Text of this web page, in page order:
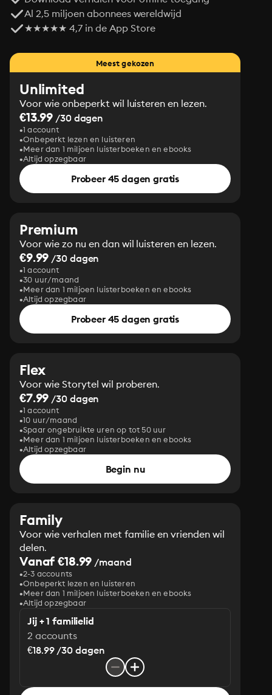
Al 2,5 miljoen abonnees wereldwijd
★★★★★ 4,7 in de App Store
Meest gekozen
Unlimited
Voor wie onbeperkt wil luisteren en lezen.
€13.99 /30 dagen
1 account
Onbeperkt lezen en luisteren
Meer dan 1 miljoen luisterboeken en ebooks
Altijd opzegbaar
Probeer 45 dagen gratis
Premium
Voor wie zo nu en dan wil luisteren en lezen.
€9.99 /30 dagen
1 account
30 uur/maand
Meer dan 1 miljoen luisterboeken en ebooks
Altijd opzegbaar
Probeer 45 dagen gratis
Flex
Voor wie Storytel wil proberen.
€7.99 /30 dagen
1 account
10 uur/maand
Spaar ongebruikte uren op tot 50 uur
Meer dan 1 miljoen luisterboeken en ebooks
Altijd opzegbaar
Begin nu
Family
Voor wie verhalen met familie en vrienden wil
delen.
Vanaf €18.99 /maand
2-3 accounts
Onbeperkt lezen en luisteren
Meer dan 1 miljoen luisterboeken en ebooks
Altijd opzegbaar
Jij + 1 familielid
2 accounts
€18.99 /30 dagen